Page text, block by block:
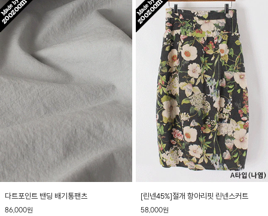
다트포인트 밴딩 배기통팬츠
86,000원
[린넨45%]절개 항아리핏 린넨스커트
58,000원